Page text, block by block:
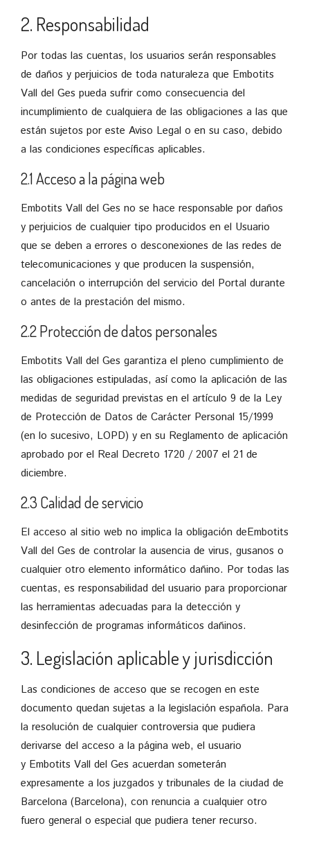
2. Responsabilidad
Por todas las cuentas, los usuarios serán responsables
de daños y perjuicios de toda naturaleza que Embotits
Vall del Ges pueda sufrir como consecuencia del
incumplimiento de cualquiera de las obligaciones a las que
están sujetos por este Aviso Legal o en su caso, debido
a las condiciones específicas aplicables.
2.1 Acceso a la página web
Embotits Vall del Ges no se hace responsable por daños
y perjuicios de cualquier tipo producidos en el Usuario
que se deben a errores o desconexiones de las redes de
telecomunicaciones y que producen la suspensión,
cancelación o interrupción del servicio del Portal durante
o antes de la prestación del mismo.
2.2 Protección de datos personales
Embotits Vall del Ges garantiza el pleno cumplimiento de
las obligaciones estipuladas, así como la aplicación de las
medidas de seguridad previstas en el artículo 9 de la Ley
de Protección de Datos de Carácter Personal 15/1999
(en lo sucesivo, LOPD) y en su Reglamento de aplicación
aprobado por el Real Decreto 1720 / 2007 el 21 de
diciembre.
2.3 Calidad de servicio
El acceso al sitio web no implica la obligación deEmbotits
Vall del Ges de controlar la ausencia de virus, gusanos o
cualquier otro elemento informático dañino. Por todas las
cuentas, es responsabilidad del usuario para proporcionar
las herramientas adecuadas para la detección y
desinfección de programas informáticos dañinos.
3. Legislación aplicable y jurisdicción
Las condiciones de acceso que se recogen en este
documento quedan sujetas a la legislación española. Para
la resolución de cualquier controversia que pudiera
derivarse del acceso a la página web, el usuario
y Embotits Vall del Ges acuerdan someterán
expresamente a los juzgados y tribunales de la ciudad de
Barcelona (Barcelona), con renuncia a cualquier otro
fuero general o especial que pudiera tener recurso.